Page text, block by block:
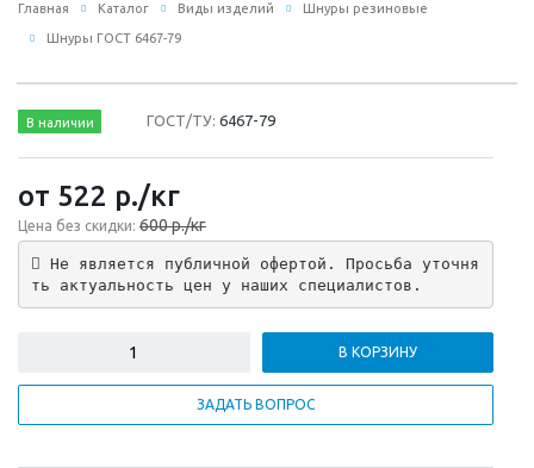
Главная Каталог Виды изделий Шнуры резиновые
Шнуры ГОСТ 6467-79
В наличии ГОСТ/ТУ:6467-79
от 522 р./кг
Цена без скидки: 600 р./кг
Не является публичной офертой. Просьба уточня
ть актуальность цен у наших специалистов.
В КОРЗИНУ
ЗАДАТЬ ВОПРОС